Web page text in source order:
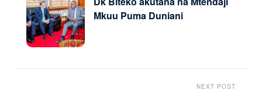
Mkuu Puma Duniani
NEXT POST